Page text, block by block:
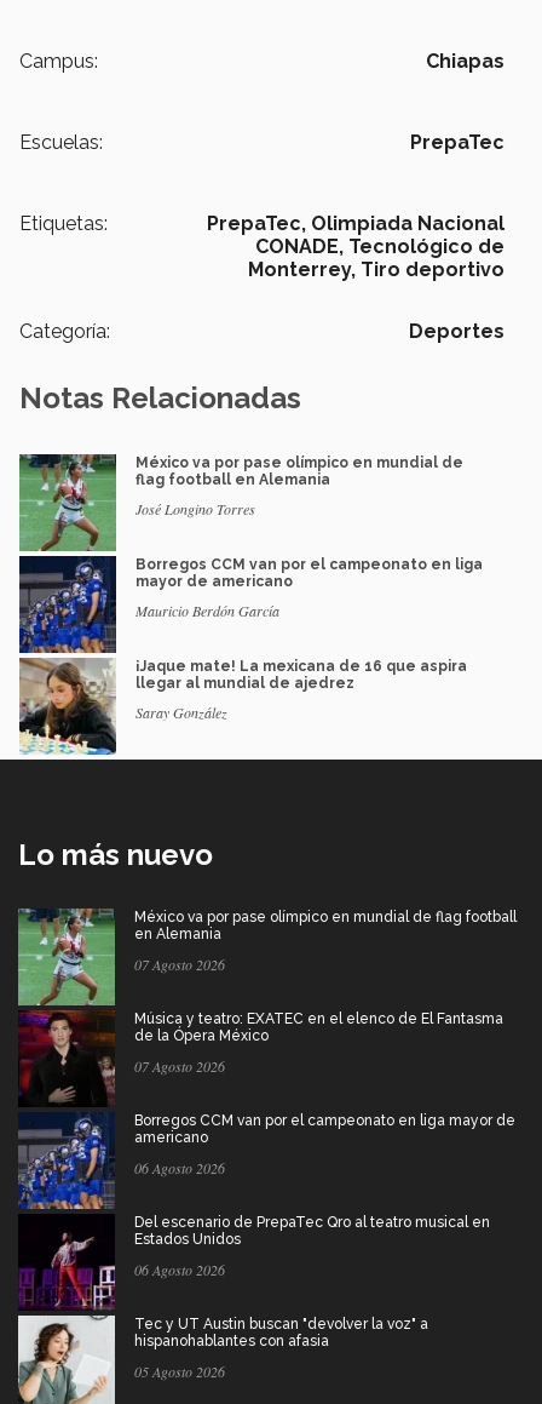
Campus: Chiapas
Escuelas: PrepaTec
Etiquetas: PrepaTec, Olimpiada Nacional
CONADE, Tecnológico de
Monterrey, Tiro deportivo
Categoría: Deportes
Notas Relacionadas
México va por pase olímpico en mundial de
flag football en Alemania
José Longino Torres
Borregos CCM van por el campeonato en liga
mayor de americano
Mauricio Berdón García
¡Jaque mate! La mexicana de 16 que aspira
llegar al mundial de ajedrez
Saray González
Lo más nuevo
México va por pase olímpico en mundial de flag football
en Alemania
07 Agosto 2026
Música y teatro: EXATEC en el elenco de El Fantasma
de la Ópera México
07 Agosto 2026
Borregos CCM van por el campeonato en liga mayor de
americano
06 Agosto 2026
Del escenario de PrepaTec Qro al teatro musical en
Estados Unidos
06 Agosto 2026
Tec y UT Austin buscan "devolver la voz" a
hispanohablantes con afasia
05 Agosto 2026